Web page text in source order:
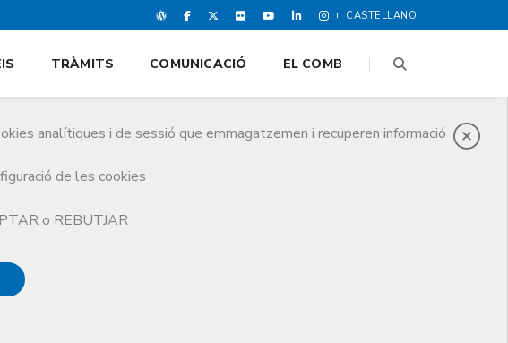
CASTELLANO
analítiques i de sessió que emmagatzemen i recuperen informació
de les cookies
o REBUTJAR
TRÀMITS COMUNICACIÓ EL COMB